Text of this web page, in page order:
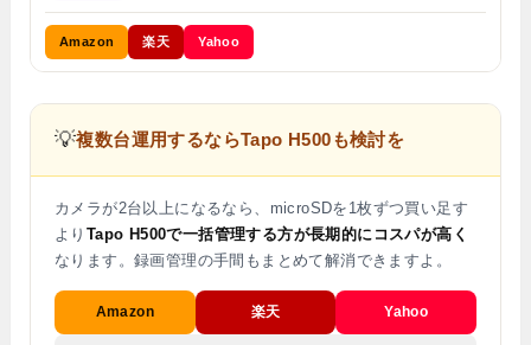
Amazon 楽天 Yahoo
💡複数台運用するならTapo H500も検討を
カメラが2台以上になるなら、microSDを1枚ずつ買い足す
より Tapo H500で一括管理する方が長期的にコスパが高く
なります。録画管理の手間もまとめて解消できますよ。
Amazon 楽天 Yahoo